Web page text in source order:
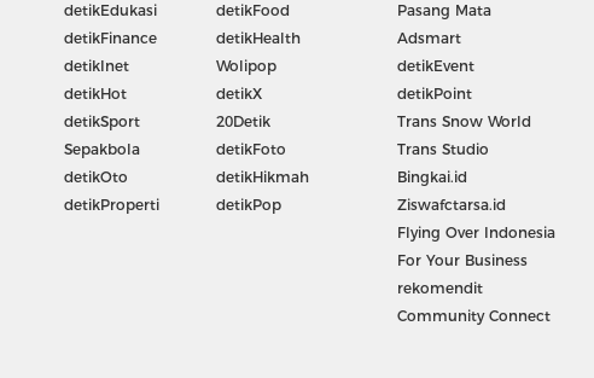
detikEdukasi
detikFinance
detikInet
detikHot
detikSport
Sepakbola
detikOto
detikProperti
detikFood
detikHealth
Wolipop
detikX
20Detik
detikFoto
detikHikmah
detikPop
Pasang Mata
Adsmart
detikEvent
detikPoint
Trans Snow World
Trans Studio
Bingkai.id
Ziswafctarsa.id
Flying Over Indonesia
For Your Business
rekomendit
Community Connect